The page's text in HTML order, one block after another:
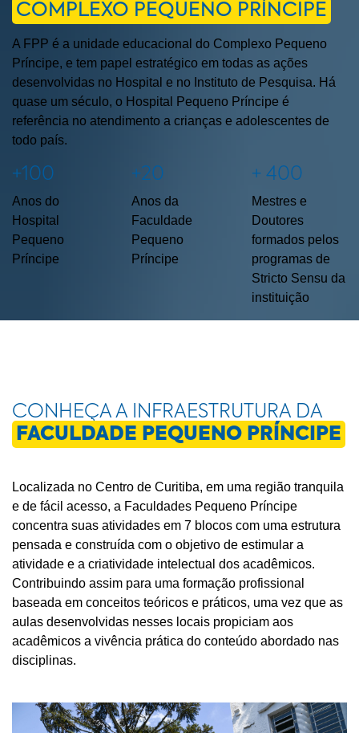
COMPLEXO PEQUENO PRÍNCIPE
A FPP é a unidade educacional do Complexo Pequeno
Príncipe, e tem papel estratégico em todas as ações
desenvolvidas no Hospital e no Instituto de Pesquisa. Há
quase um século, o Hospital Pequeno Príncipe é
referência no atendimento a crianças e adolescentes de
todo país.
+100
Anos do
Hospital
Pequeno
Príncipe
+20
Anos da
Faculdade
Pequeno
Príncipe
+ 400
Mestres e
Doutores
formados pelos
programas de
Stricto Sensu da
instituição
CONHEÇA A INFRAESTRUTURA DA
FACULDADE PEQUENO PRÍNCIPE
Localizada no Centro de Curitiba, em uma região tranquila
e de fácil acesso, a Faculdades Pequeno Príncipe
concentra suas atividades em 7 blocos com uma estrutura
pensada e construída com o objetivo de estimular a
atividade e a criatividade intelectual dos acadêmicos.
Contribuindo assim para uma formação profissional
baseada em conceitos teóricos e práticos, uma vez que as
aulas desenvolvidas nesses locais propiciam aos
acadêmicos a vivência prática do conteúdo abordado nas
disciplinas.